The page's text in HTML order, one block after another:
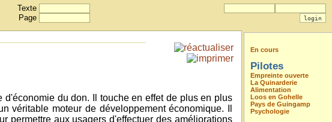
Texte
Page
du don. Il touche en effet de plus en plus
moteur de développement économique. Il
permettre aux usagers d'effectuer des améliorations
En cours
Pilotes
Empreinte ouverte
La Quinarderie
Alimentation
Loos en Gohelle
Pays de Guingamp
Psychologie